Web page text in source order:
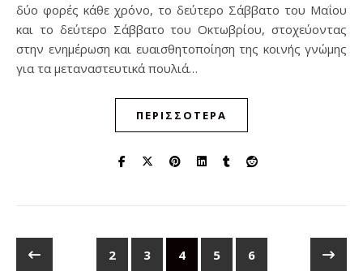
δύο φορές κάθε χρόνο, το δεύτερο Σάββατο του Μαΐου
και το δεύτερο Σάββατο του Οκτωβρίου, στοχεύοντας
στην ενημέρωση και ευαισθητοποίηση της κοινής γνώμης
για τα μεταναστευτικά πουλιά…
ΠΕΡΙΣΣΌΤΕΡΑ
2 3 4 5 6